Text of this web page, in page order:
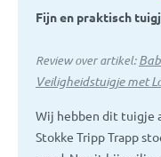
Fijn en praktisch
Review over artikel:
Veiligheidstuigje met
Wij hebben dit tuigje
Stokke Tripp Trapp